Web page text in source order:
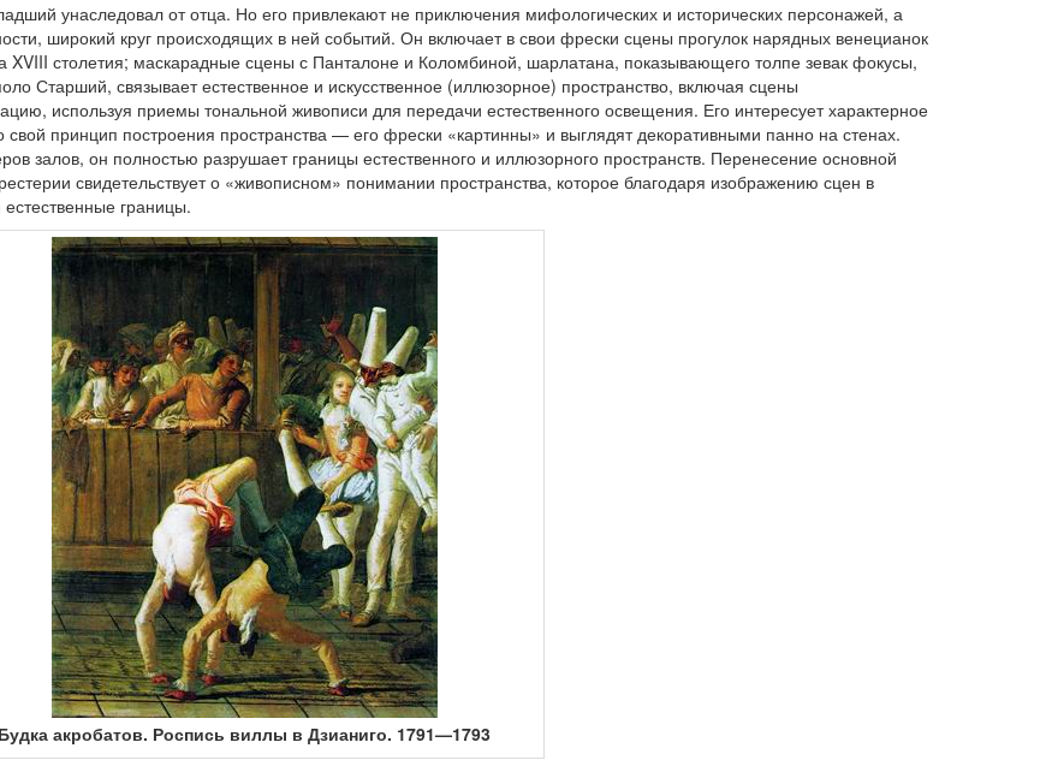
унаследовал от отца. Но его привлекают не приключения мифологических и исторических персонажей, а
широкий круг происходящих в ней событий. Он включает в свои фрески сцены прогулок нарядных венецианок
XVIII столетия; маскарадные сцены с Панталоне и Коломбиной, шарлатана, показывающего толпе зевак фокусы,
Старший, связывает естественное и искусственное (иллюзорное) пространство, включая сцены
используя приемы тональной живописи для передачи естественного освещения. Его интересует характерное
принцип построения пространства — его фрески «картинны» и выглядят декоративными панно на стенах.
залов, он полностью разрушает границы естественного и иллюзорного пространств. Перенесение основной
свидетельствует о «живописном» понимании пространства, которое благодаря изображению сцен в
границы.
Будка акробатов. Роспись виллы в Дзианиго. 1791—1793